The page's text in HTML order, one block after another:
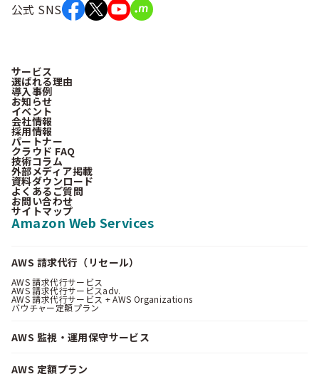
公式 SNS
サービス
選ばれる理由
導入事例
お知らせ
イベント
会社情報
採用情報
パートナー
クラウド FAQ
技術コラム
外部メディア掲載
資料ダウンロード
よくあるご質問
お問い合わせ
サイトマップ
Amazon Web Services
AWS 請求代行（リセール）
AWS 請求代行サービス
AWS 請求代行サービスadv.
AWS 請求代行サービス + AWS Organizations
バウチャー定額プラン
AWS 監視・運用保守サービス
AWS 定額プラン